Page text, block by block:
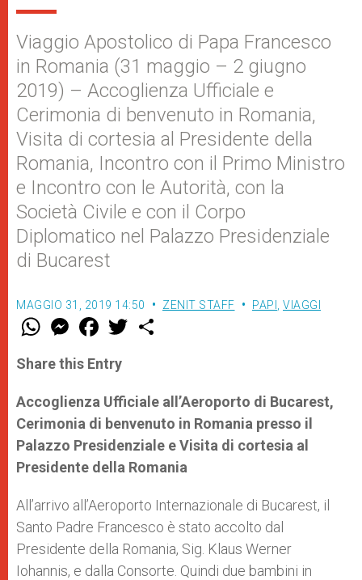
Viaggio Apostolico di Papa Francesco
in Romania (31 maggio – 2 giugno
2019) – Accoglienza Ufficiale e
Cerimonia di benvenuto in Romania,
Visita di cortesia al Presidente della
Romania, Incontro con il Primo Ministro
e Incontro con le Autorità, con la
Società Civile e con il Corpo
Diplomatico nel Palazzo Presidenziale
di Bucarest
MAGGIO 31, 2019 14:50 ZENIT STAFF PAPI VIAGGI
W
t
s
p
p
M
e
s
e
g
e
r
F
a
e
b
o
k
w
r
Share this Entry
Accoglienza Ufficiale all’Aeroporto di Bucarest,
Cerimonia di benvenuto in Romania presso il
Palazzo Presidenziale e Visita di cortesia al
Presidente della Romania
All’arrivo all’Aeroporto Internazionale di Bucarest, il
Santo Padre Francesco è stato accolto dal
Presidente della Romania, Sig. Klaus Werner
Iohannis, e dalla Consorte. Quindi due bambini in